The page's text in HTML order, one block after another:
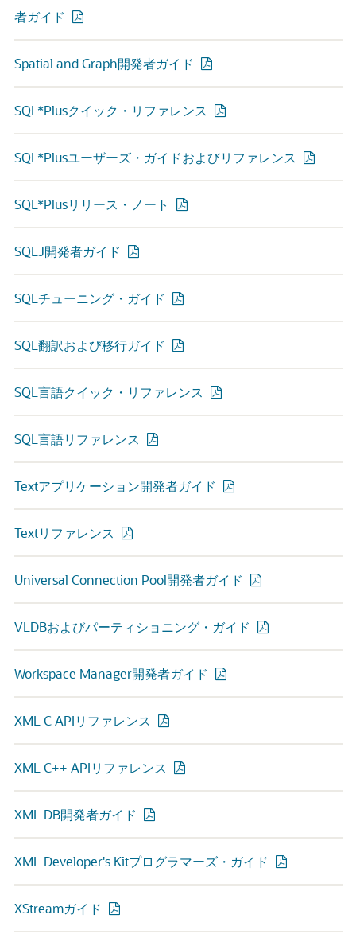
者ガイド
Spatial and Graph開発者ガイド
SQL*Plusクイック・リファレンス
SQL*Plusユーザーズ・ガイドおよびリファレンス
SQL*Plusリリース・ノート
SQLJ開発者ガイド
SQLチューニング・ガイド
SQL翻訳および移行ガイド
SQL言語クイック・リファレンス
SQL言語リファレンス
Textアプリケーション開発者ガイド
Textリファレンス
Universal Connection Pool開発者ガイド
VLDBおよびパーティショニング・ガイド
Workspace Manager開発者ガイド
XML C APIリファレンス
XML C++ APIリファレンス
XML DB開発者ガイド
XML Developer's Kitプログラマーズ・ガイド
XStreamガイド